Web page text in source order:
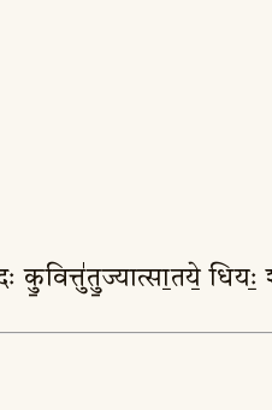
कु॒वित्तु॑तु॒ज्यात्सा॒तये॒